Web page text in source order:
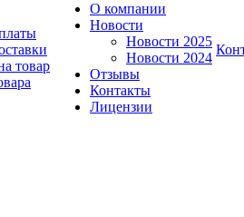
товар
О компании
Новости
Новости 2025
Новости 2024
Отзывы
Контакты
Лицензии